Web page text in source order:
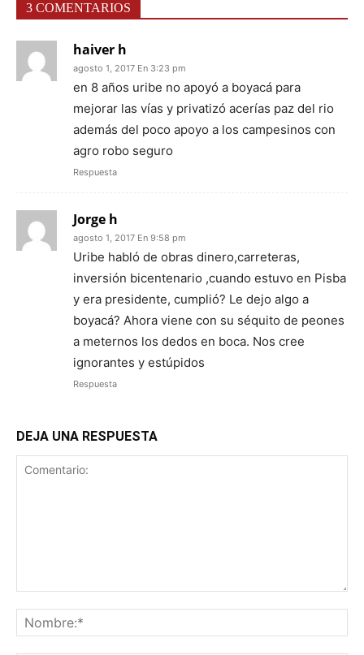
3 COMENTARIOS
haiver h
agosto 1, 2017 En 3:23 pm
en 8 años uribe no apoyó a boyacá para
mejorar las vías y privatizó acerías paz del rio
además del poco apoyo a los campesinos con
agro robo seguro
Respuesta
Jorge h
agosto 1, 2017 En 9:58 pm
Uribe habló de obras dinero,carreteras,
inversión bicentenario ,cuando estuvo en Pisba
y era presidente, cumplió? Le dejo algo a
boyacá? Ahora viene con su séquito de peones
a meternos los dedos en boca. Nos cree
ignorantes y estúpidos
Respuesta
DEJA UNA RESPUESTA